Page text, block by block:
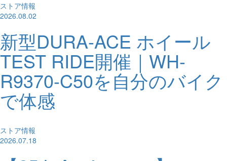
ストア情報
2026.08.02
新型DURA-ACE ホイール
TEST RIDE開催｜WH-
R9370-C50を自分のバイク
で体感
ストア情報
2026.07.18